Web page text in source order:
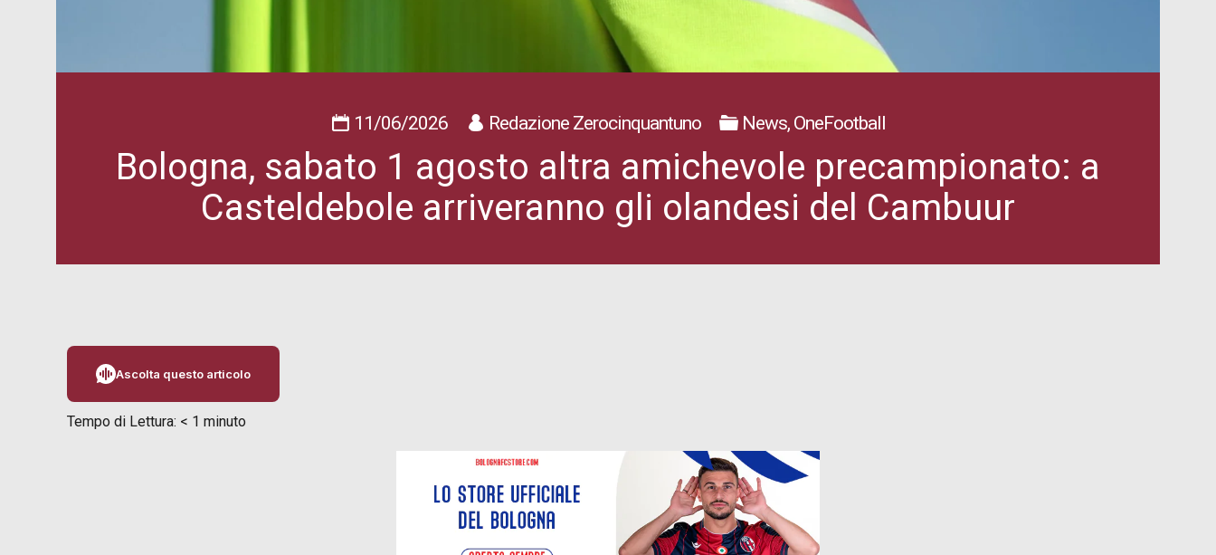
11/06/2026 Redazione Zerocinquantuno News, OneFootball
Bologna, sabato 1 agosto altra amichevole precampionato: a
Casteldebole arriveranno gli olandesi del Cambuur
Ascolta questo articolo
Tempo di Lettura: < 1 minuto